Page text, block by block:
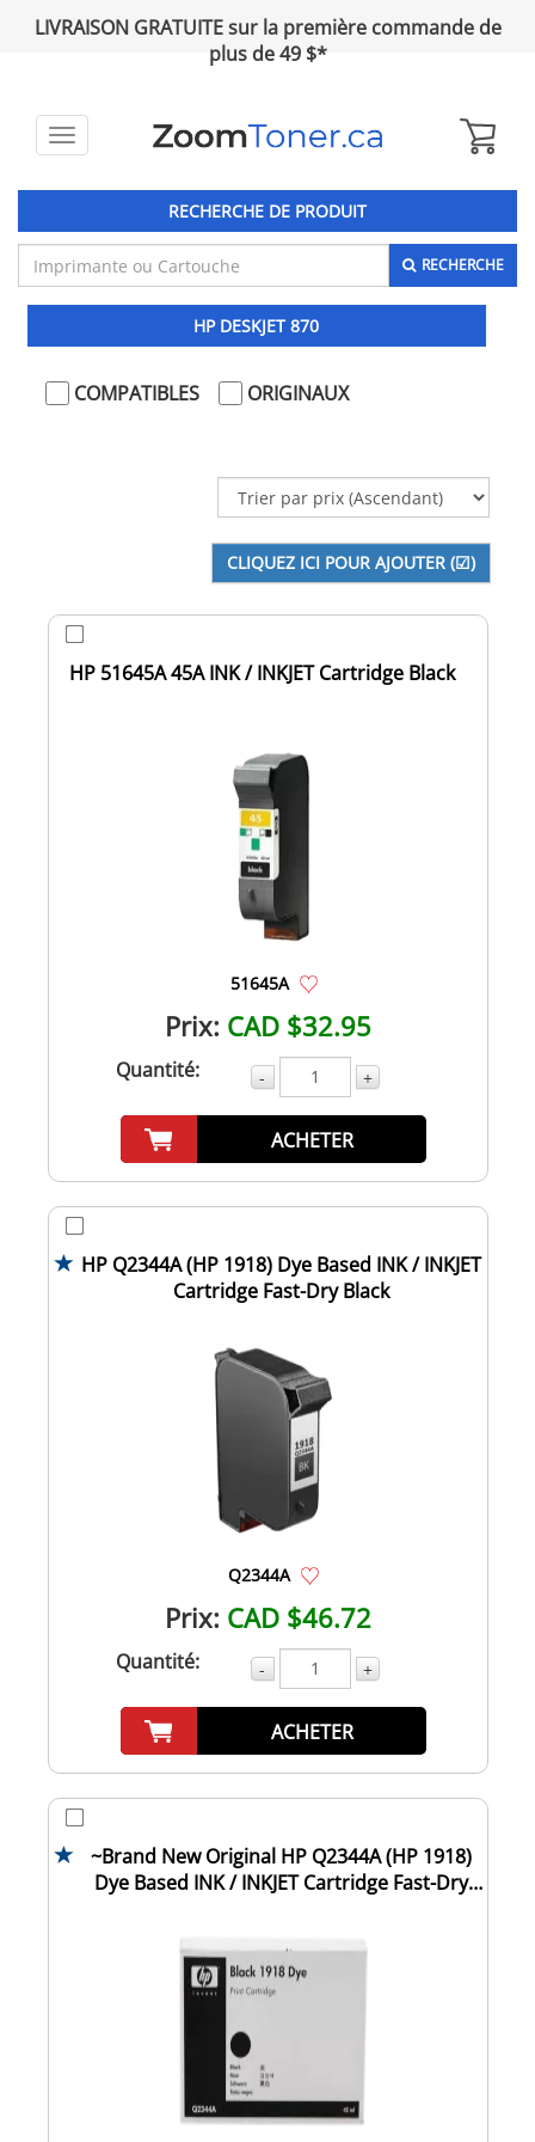
LIVRAISON GRATUITE sur la première commande de
plus de 49 $*
Toggle
RECHERCHE DE PRODUIT
RECHERCHE
HP DESKJET 870
COMPATIBLES ORIGINAUX
HP 51645A 45A INK / INKJET Cartridge Black
51645A
Prix: CAD $32.95
Quantité: - +
ACHETER
HP Q2344A (HP 1918) Dye Based INK / INKJET
Cartridge Fast-Dry Black
Q2344A
Prix: CAD $46.72
Quantité: - +
ACHETER
~Brand New Original HP Q2344A (HP 1918)
Dye Based INK / INKJET Cartridge Fast-Dry